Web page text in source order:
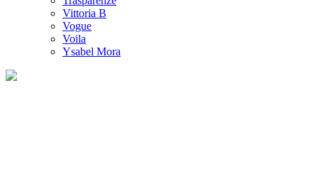
Vittoria B
Vogue
Voila
Ysabel Mora